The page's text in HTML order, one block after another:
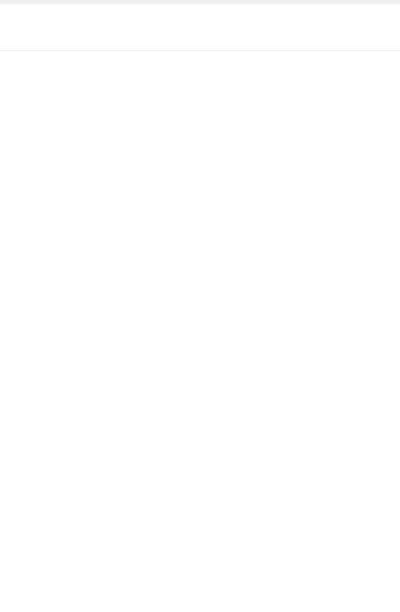
自己选择的存管银行是否合格，一旦存管银行
引有利于网贷平台提高风险管控能力，同时也有
监管秩序。这一指引规范了平台股权的稳定性，
请验收时间。在验收环节中，广州地区监管要求
行业、平台和用户来说，都有着积极的意义。因
下相关负责人解释说。